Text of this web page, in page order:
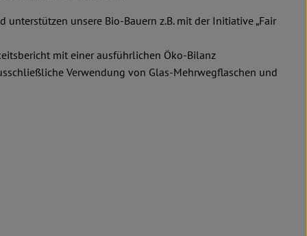
unsere Bio-Bauern z.B. mit der Initiative „Fair
mit einer ausführlichen Öko-Bilanz
Verwendung von Glas-Mehrwegflaschen und